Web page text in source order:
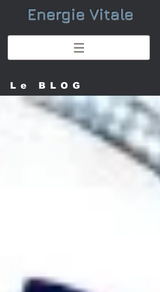
Energie Vitale
Le BLOG